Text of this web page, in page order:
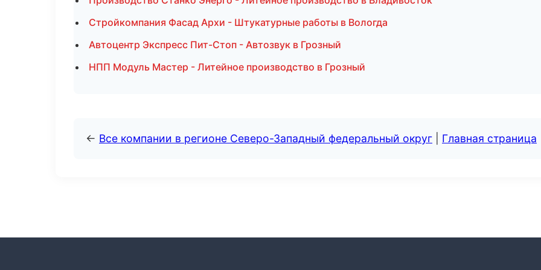
Стройкомпания Фасад Архи - Штукатурные работы в Вологда
Автоцентр Экспресс Пит-Стоп - Автозвук в Грозный
НПП Модуль Мастер - Литейное производство в Грозный
← Все компании в регионе Северо-Западный федеральный округ Главная страница